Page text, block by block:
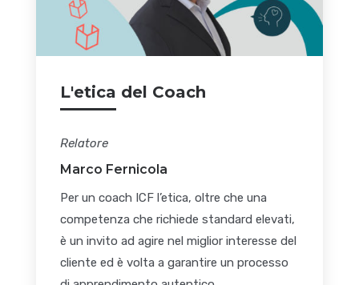
L'etica del Coach
Relatore
Marco Fernicola
Per un coach ICF l’etica, oltre che una
competenza che richiede standard elevati,
è un invito ad agire nel miglior interesse del
cliente ed è volta a garantire un processo